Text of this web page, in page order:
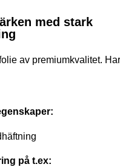
med stark
av premiumkvalitet. Har
på t.ex: